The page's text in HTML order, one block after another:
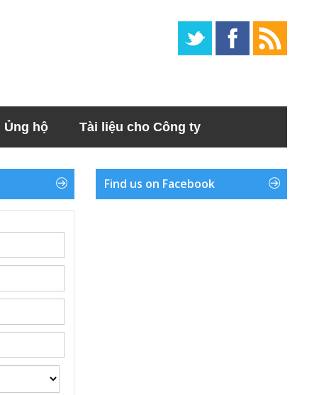
Ủng hộ Tài liệu cho Công ty
Find us on Facebook